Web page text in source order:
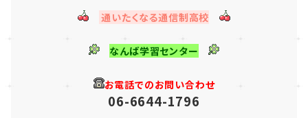
通いたくなる通信制高校
なんば学習センター
お電話でのお問い合わせ
06-6644-1796